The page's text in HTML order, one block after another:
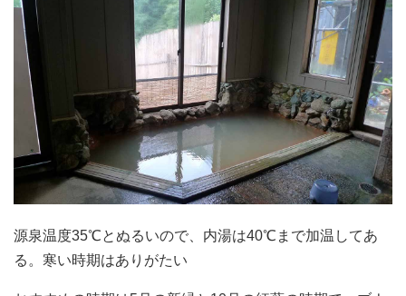
源泉温度35℃とぬるいので、内湯は40℃まで加温してあ
る。寒い時期はありがたい